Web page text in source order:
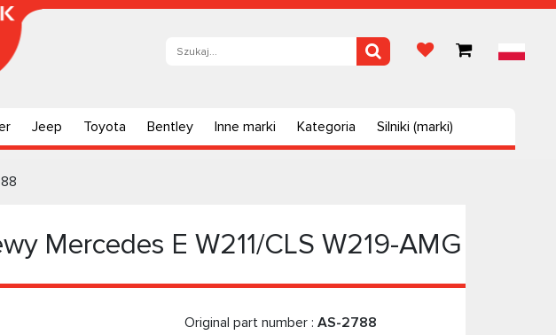
Jeep Toyota Bentley Inne marki Kategoria Silniki (marki)
Mercedes E W211/CLS W219-AMG
Original part number : AS-2788